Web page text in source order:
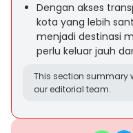
Dengan akses
kota yang lebih
menjadi destinasi
perlu keluar jauh
This section summary
our editorial team.